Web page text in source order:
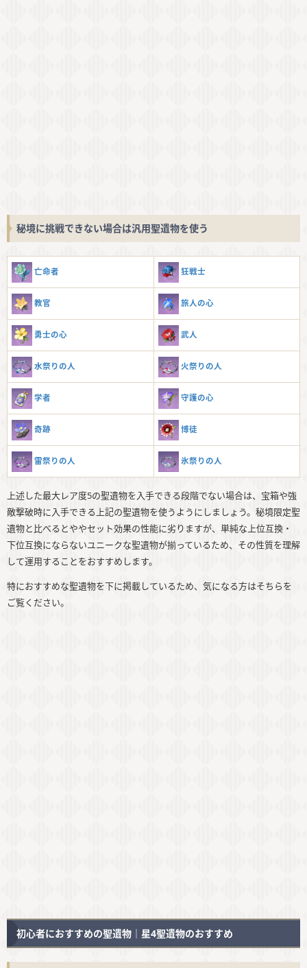
秘境に挑戦できない場合は汎用聖遺物を使う
亡命者 狂戦士
教官 旅人の心
勇士の心 武人
水祭りの人 火祭りの人
学者 守護の心
奇跡 博徒
雷祭りの人 氷祭りの人
上述した最大レア度5の聖遺物を入手できる段階でない場合は、宝箱や強
敵撃破時に入手できる上記の聖遺物を使うようにしましょう。秘境限定聖
遺物と比べるとややセット効果の性能に劣りますが、単純な上位互換・
下位互換にならないユニークな聖遺物が揃っているため、その性質を理解
して運用することをおすすめします。
特におすすめな聖遺物を下に掲載しているため、気になる方はそちらを
ご覧ください。
初心者におすすめの聖遺物｜星4聖遺物のおすすめ